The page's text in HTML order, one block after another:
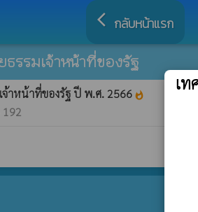
arrow_back_ios กลับหน้าแรก
ธรรมเจ้าหน้าที่ของรัฐ
จ้าหน้าที่ของรัฐ ปี พ.ศ. 2566 whatshot
192
เ